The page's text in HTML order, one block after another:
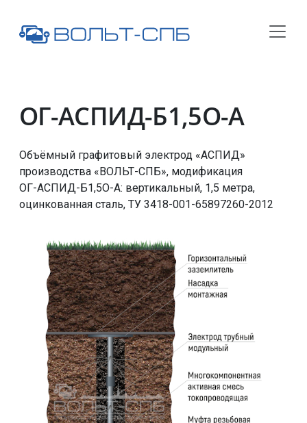
ОГ-АСПИД-Б1,5О-А
Объёмный графитовый электрод «АСПИД»
производства «ВОЛЬТ-СПБ», модификация
ОГ-АСПИД-Б1,5О-А: вертикальный, 1,5 метра,
оцинкованная сталь, ТУ 3418-001-65897260-2012